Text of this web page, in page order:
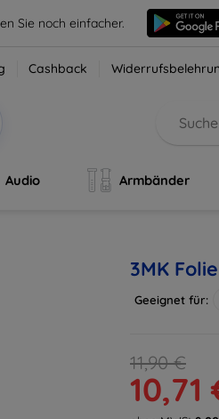
Sie noch einfacher.
Cashback
Audio Armbänder
3MK
Geeignet für:
11,90 €
10,71